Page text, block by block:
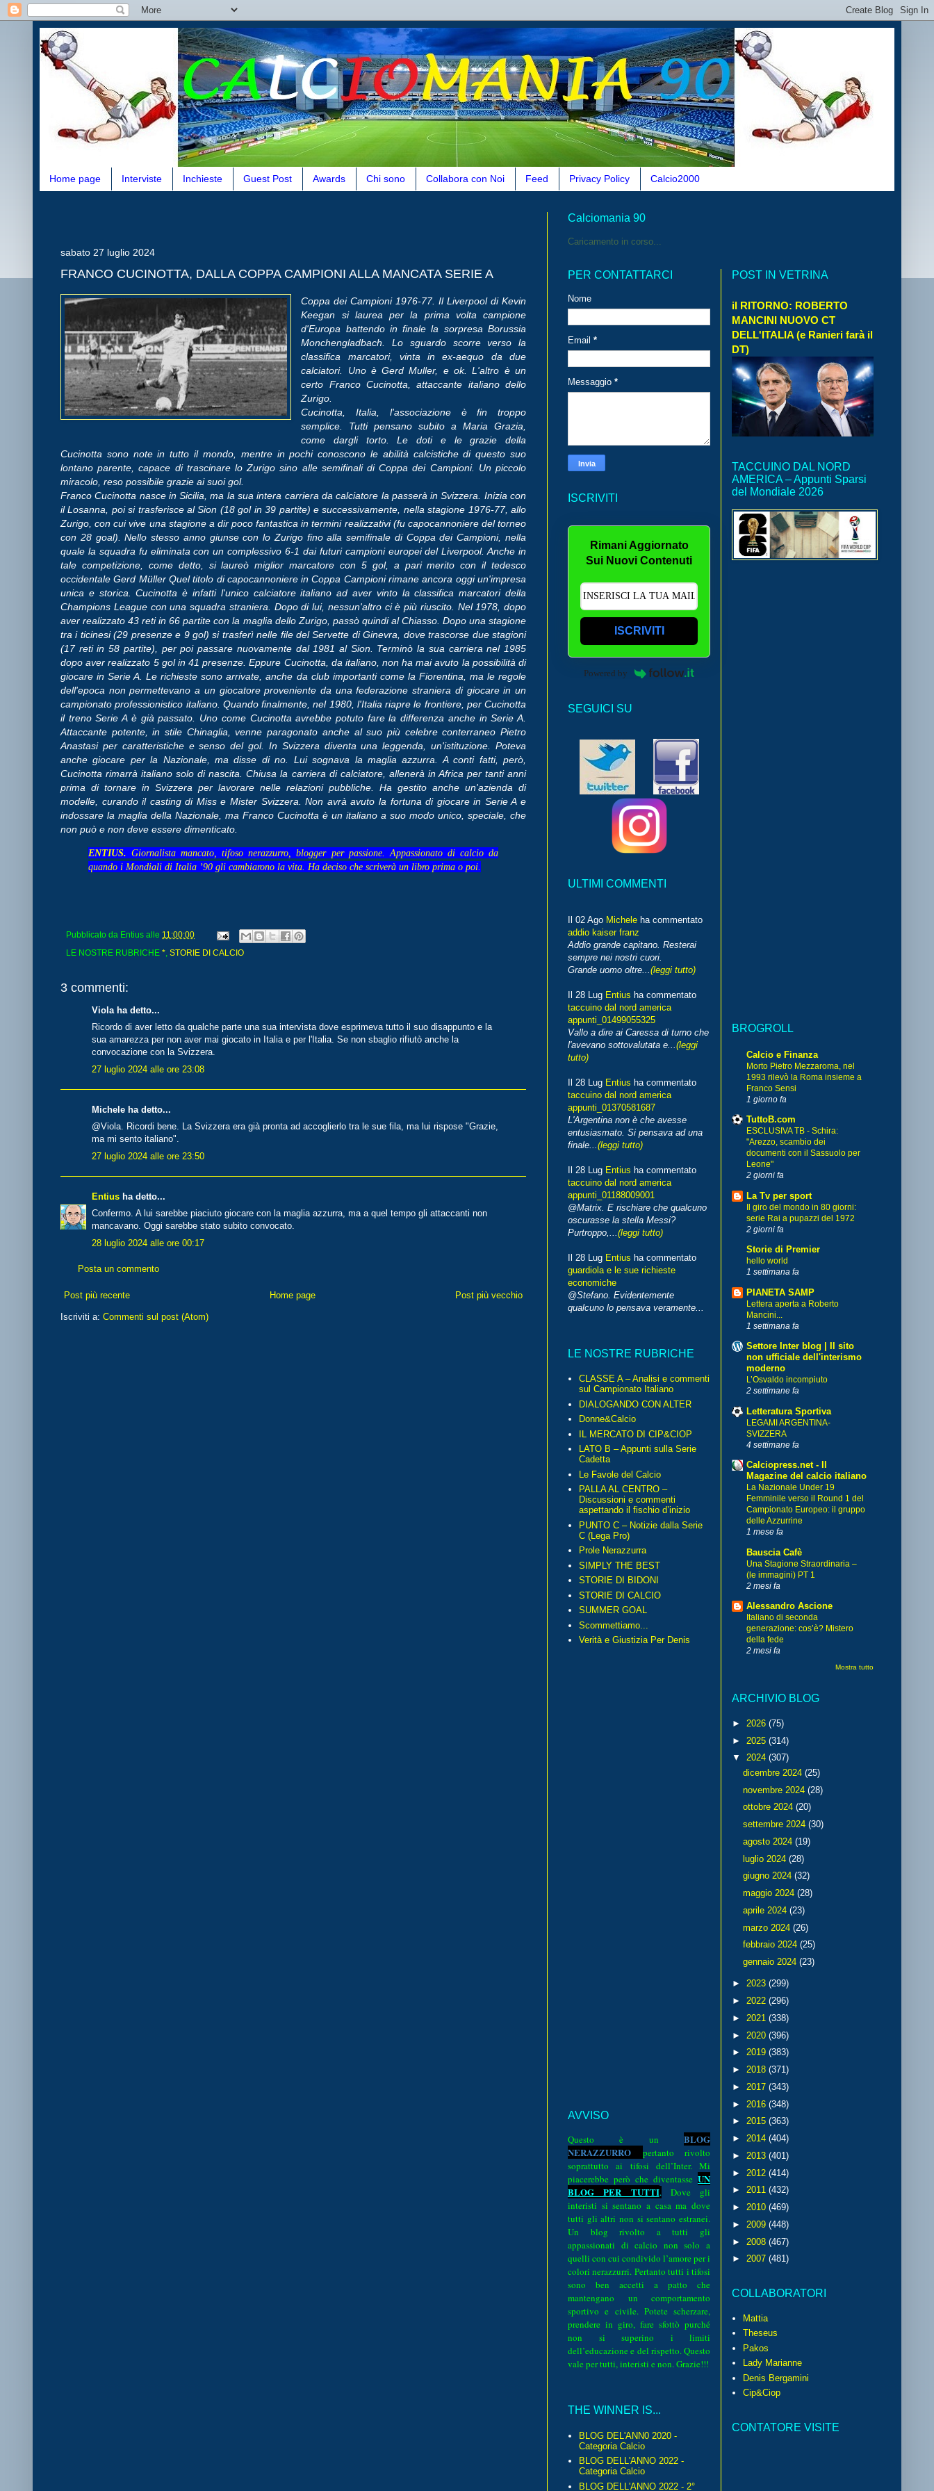
Home page Interviste Inchieste Guest Post Awards Chi sono Collabora con Noi Feed Privacy Policy Calcio2000
sabato 27 luglio 2024
FRANCO CUCINOTTA, DALLA COPPA CAMPIONI ALLA MANCATA SERIE A
Coppa dei Campioni 1976-77. Il Liverpool di Kevin
Keegan si laurea per la prima volta campione
d'Europa battendo in finale la sorpresa Borussia
Monchengladbach. Lo sguardo scorre verso la
classifica marcatori, vinta in ex-aequo da due
calciatori. Uno è Gerd Muller, e ok. L'altro è un
certo Franco Cucinotta, attaccante italiano dello
Zurigo.
Cucinotta, Italia, l'associazione è fin troppo
semplice. Tutti pensano subito a Maria Grazia,
come dargli torto. Le doti e le grazie della
Cucinotta sono note in tutto il mondo, mentre in pochi conoscono le abilità calcistiche di questo suo
lontano parente, capace di trascinare lo Zurigo sino alle semifinali di Coppa dei Campioni. Un piccolo
miracolo, reso possibile grazie ai suoi gol.
Franco Cucinotta nasce in Sicilia, ma la sua intera carriera da calciatore la passerà in Svizzera. Inizia con
il Losanna, poi si trasferisce al Sion (18 gol in 39 partite) e successivamente, nella stagione 1976-77, allo
Zurigo, con cui vive una stagione a dir poco fantastica in termini realizzativi (fu capocannoniere del torneo
con 28 goal). Nello stesso anno giunse con lo Zurigo fino alla semifinale di Coppa dei Campioni, nella
quale la squadra fu eliminata con un complessivo 6-1 dai futuri campioni europei del Liverpool. Anche in
tale competizione, come detto, si laureò miglior marcatore con 5 gol, a pari merito con il tedesco
occidentale Gerd Müller Quel titolo di capocannoniere in Coppa Campioni rimane ancora oggi un'impresa
unica e storica. Cucinotta è infatti l'unico calciatore italiano ad aver vinto la classifica marcatori della
Champions League con una squadra straniera. Dopo di lui, nessun'altro ci è più riuscito. Nel 1978, dopo
aver realizzato 43 reti in 66 partite con la maglia dello Zurigo, passò quindi al Chiasso. Dopo una stagione
tra i ticinesi (29 presenze e 9 gol) si trasferì nelle file del Servette di Ginevra, dove trascorse due stagioni
(17 reti in 58 partite), per poi passare nuovamente dal 1981 al Sion. Terminò la sua carriera nel 1985
dopo aver realizzato 5 gol in 41 presenze. Eppure Cucinotta, da italiano, non ha mai avuto la possibilità di
giocare in Serie A. Le richieste sono arrivate, anche da club importanti come la Fiorentina, ma le regole
dell'epoca non permettevano a un giocatore proveniente da una federazione straniera di giocare in un
campionato professionistico italiano. Quando finalmente, nel 1980, l'Italia riapre le frontiere, per Cucinotta
il treno Serie A è già passato. Uno come Cucinotta avrebbe potuto fare la differenza anche in Serie A.
Attaccante potente, in stile Chinaglia, venne paragonato anche al suo più celebre conterraneo Pietro
Anastasi per caratteristiche e senso del gol. In Svizzera diventa una leggenda, un'istituzione. Poteva
anche giocare per la Nazionale, ma disse di no. Lui sognava la maglia azzurra. A conti fatti, però,
Cucinotta rimarrà italiano solo di nascita. Chiusa la carriera di calciatore, allenerà in Africa per tanti anni
prima di tornare in Svizzera per lavorare nelle relazioni pubbliche. Ha gestito anche un'azienda di
modelle, curando il casting di Miss e Mister Svizzera. Non avrà avuto la fortuna di giocare in Serie A e
indossare la maglia della Nazionale, ma Franco Cucinotta è un italiano a suo modo unico, speciale, che
non può e non deve essere dimenticato.
ENTIUS. Giornalista mancato, tifoso nerazzurro, blogger per passione. Appassionato di calcio da
quando i Mondiali di Italia ’90 gli cambiarono la vita. Ha deciso che scriverà un libro prima o poi.
Pubblicato da Entius alle 11:00:00
LE NOSTRE RUBRICHE * STORIE DI CALCIO
3 commenti:
Viola ha detto...
Ricordo di aver letto da qualche parte una sua intervista dove esprimeva tutto il suo disappunto e la
sua amarezza per non aver mai giocato in Italia e per l'Italia. Se non sbaglio rifiutò anche la
convocazione con la Svizzera.
27 luglio 2024 alle ore 23:08
Michele ha detto...
@Viola. Ricordi bene. La Svizzera era già pronta ad accoglierlo tra le sue fila, ma lui rispose "Grazie,
ma mi sento italiano".
27 luglio 2024 alle ore 23:50
Entius ha detto...
Confermo. A lui sarebbe piaciuto giocare con la maglia azzurra, ma a quel tempo gli attaccanti non
mancavano. Oggi sarebbe stato subito convocato.
28 luglio 2024 alle ore 00:17
Posta un commento
Post più recente Post più vecchio
Home page
Iscriviti a: Commenti sul post (Atom)
Calciomania 90
Caricamento in corso...
PER CONTATTARCI
Nome
Email *
Messaggio *
ISCRIVITI
Rimani Aggiornato
Sui Nuovi Contenuti
ISCRIVITI
Powered by
SEGUICI SU
ULTIMI COMMENTI
Il 02 Ago Michele ha commentato
addio kaiser franz
Addio grande capitano. Resterai
sempre nei nostri cuori.
Grande uomo oltre... (leggi tutto)
Il 28 Lug Entius ha commentato
taccuino dal nord america
appunti_01499055325
Vallo a dire ai Caressa di turno che
l'avevano sottovalutata e... (leggi
tutto)
Il 28 Lug Entius ha commentato
taccuino dal nord america
appunti_01370581687
L'Argentina non è che avesse
entusiasmato. Si pensava ad una
finale... (leggi tutto)
Il 28 Lug Entius ha commentato
taccuino dal nord america
appunti_01188009001
@Matrix. E rischiare che qualcuno
oscurasse la stella Messi?
Purtroppo,... (leggi tutto)
Il 28 Lug Entius ha commentato
guardiola e le sue richieste
economiche
@Stefano. Evidentemente
qualcuno lo pensava veramente...
LE NOSTRE RUBRICHE
CLASSE A – Analisi e commenti
sul Campionato Italiano
DIALOGANDO CON ALTER
Donne&Calcio
IL MERCATO DI CIP&CIOP
LATO B – Appunti sulla Serie
Cadetta
Le Favole del Calcio
PALLA AL CENTRO –
Discussioni e commenti
aspettando il fischio d’inizio
PUNTO C – Notizie dalla Serie
C (Lega Pro)
Prole Nerazzurra
SIMPLY THE BEST
STORIE DI BIDONI
STORIE DI CALCIO
SUMMER GOAL
Scommettiamo...
Verità e Giustizia Per Denis
AVVISO
Questo è un BLOG
NERAZZURRO pertanto rivolto
soprattutto ai tifosi dell’Inter. Mi
piacerebbe però che diventasse UN
BLOG PER TUTTI.
Dove gli
interisti si sentano a casa ma dove
tutti gli altri non si sentano estranei.
Un blog rivolto a tutti gli
appassionati di calcio non solo a
quelli con cui condivido l’amore per i
colori nerazzurri. Pertanto tutti i tifosi
sono ben accetti a patto che
mantengano un comportamento
sportivo e civile. Potete scherzare,
prendere in giro, fare sfottò purché
non si superino i limiti
dell’educazione e del rispetto. Questo
vale per tutti, interisti e non. Grazie!!!
THE WINNER IS...
BLOG DEL'ANN0 2020 -
Categoria Calcio
BLOG DELL'ANNO 2022 -
Categoria Calcio
BLOG DELL'ANNO 2022 - 2°
POST IN VETRINA
il RITORNO: ROBERTO
MANCINI NUOVO CT
DELL'ITALIA (e Ranieri farà il
DT)
TACCUINO DAL NORD
AMERICA – Appunti Sparsi
del Mondiale 2026
BROGROLL
Calcio e Finanza
Morto Pietro Mezzaroma, nel
1993 rilevò la Roma insieme a
Franco Sensi
1 giorno fa
TuttoB.com
ESCLUSIVA TB - Schira:
"Arezzo, scambio dei
documenti con il Sassuolo per
Leone"
2 giorni fa
La Tv per sport
Il giro del mondo in 80 giorni:
serie Rai a pupazzi del 1972
2 giorni fa
Storie di Premier
hello world
1 settimana fa
PIANETA SAMP
Lettera aperta a Roberto
Mancini...
1 settimana fa
Settore Inter blog | Il sito
non ufficiale dell'interismo
moderno
L’Osvaldo incompiuto
2 settimane fa
Letteratura Sportiva
LEGAMI ARGENTINA-
SVIZZERA
4 settimane fa
Calciopress.net - Il
Magazine del calcio italiano
La Nazionale Under 19
Femminile verso il Round 1 del
Campionato Europeo: il gruppo
delle Azzurrine
1 mese fa
Bauscia Cafè
Una Stagione Straordinaria –
(le immagini) PT 1
2 mesi fa
Alessandro Ascione
Italiano di seconda
generazione: cos’è? Mistero
della fede
2 mesi fa
Mostra tutto
ARCHIVIO BLOG
► 2026 (75)
► 2025 (314)
▼ 2024 (307)
dicembre 2024 (25)
novembre 2024 (28)
ottobre 2024 (20)
settembre 2024 (30)
agosto 2024 (19)
luglio 2024 (28)
giugno 2024 (32)
maggio 2024 (28)
aprile 2024 (23)
marzo 2024 (26)
febbraio 2024 (25)
gennaio 2024 (23)
► 2023 (299)
► 2022 (296)
► 2021 (338)
► 2020 (396)
► 2019 (383)
► 2018 (371)
► 2017 (343)
► 2016 (348)
► 2015 (363)
► 2014 (404)
► 2013 (401)
► 2012 (414)
► 2011 (432)
► 2010 (469)
► 2009 (448)
► 2008 (467)
► 2007 (481)
COLLABORATORI
Mattia
Theseus
Pakos
Lady Marianne
Denis Bergamini
Cip&Ciop
CONTATORE VISITE